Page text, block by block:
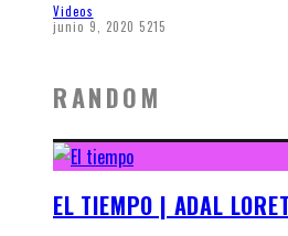
Videos
junio 9, 2020 5215
RANDOM
EL TIEMPO | ADAL